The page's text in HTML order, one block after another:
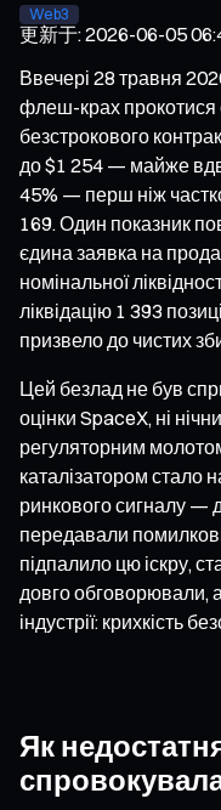
Web3
更新于:2026-06-05
Ввечері 28 травня
флеш-крах прокотися
безстрокового
до $1 254 — майже
45% — перш ніж
169. Один показник
єдина заявка на
номінальної
ліквідацію 1 393
призвело до чистих
Цей безлад не був
оцінки SpaceX, ні
регуляторним
каталізатором стало
ринкового сигналу —
передавали
підпалило цю іскру,
довго обговорювали,
індустрії: крихкість
Як
спровокувала